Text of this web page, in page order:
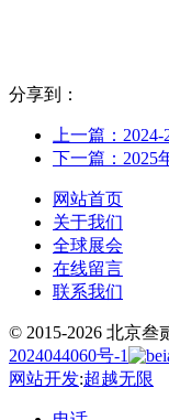
分享到：
上一篇：
下一篇：
网站首页
关于我们
全球展会
在线留言
联系我们
© 2015-2026 北京叁
2024044060号-1
网站开发:超越无限